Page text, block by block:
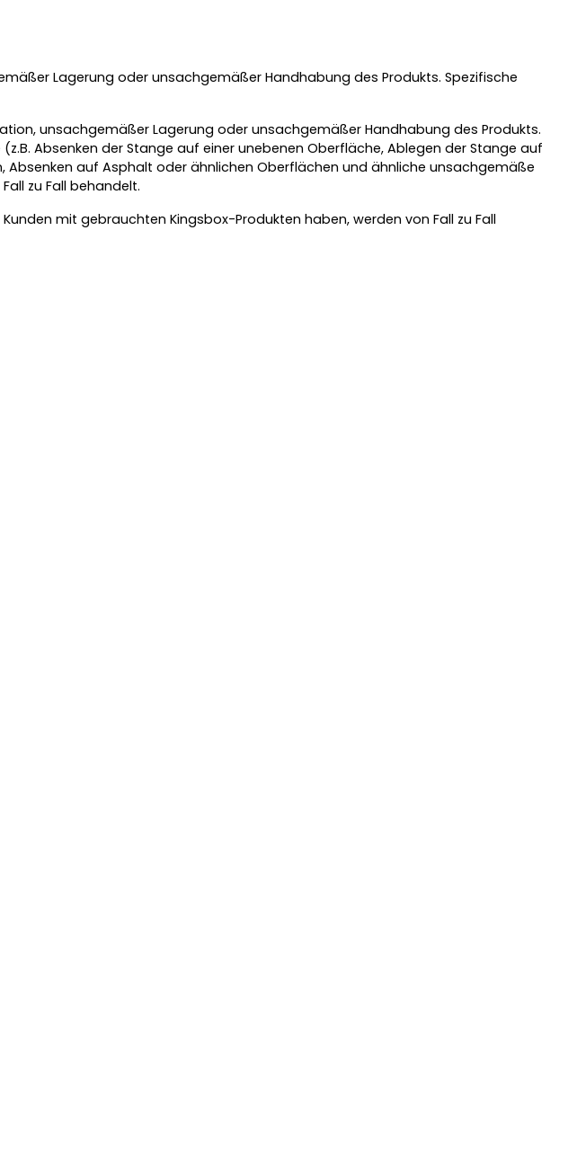
Lagerung oder unsachgemäßer Handhabung des Produkts. Spezifische
unsachgemäßer Lagerung oder unsachgemäßer Handhabung des Produkts.
Absenken der Stange auf einer unebenen Oberfläche, Ablegen der Stange auf
auf Asphalt oder ähnlichen Oberflächen und ähnliche unsachgemäße
zu Fall behandelt.
mit gebrauchten Kingsbox-Produkten haben, werden von Fall zu Fall